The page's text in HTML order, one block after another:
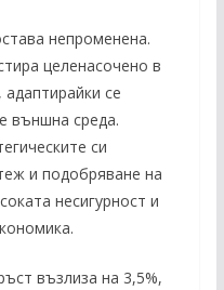
непроменена.
целенасочено в
се
външна среда.
си
и подобряване на
несигурност и
възлиза на 3,5%,